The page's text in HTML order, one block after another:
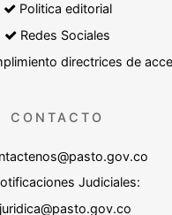
Politica editorial
Redes Sociales
directrices de
CONTACTO
Judiciales:
juridica@pasto.gov.co